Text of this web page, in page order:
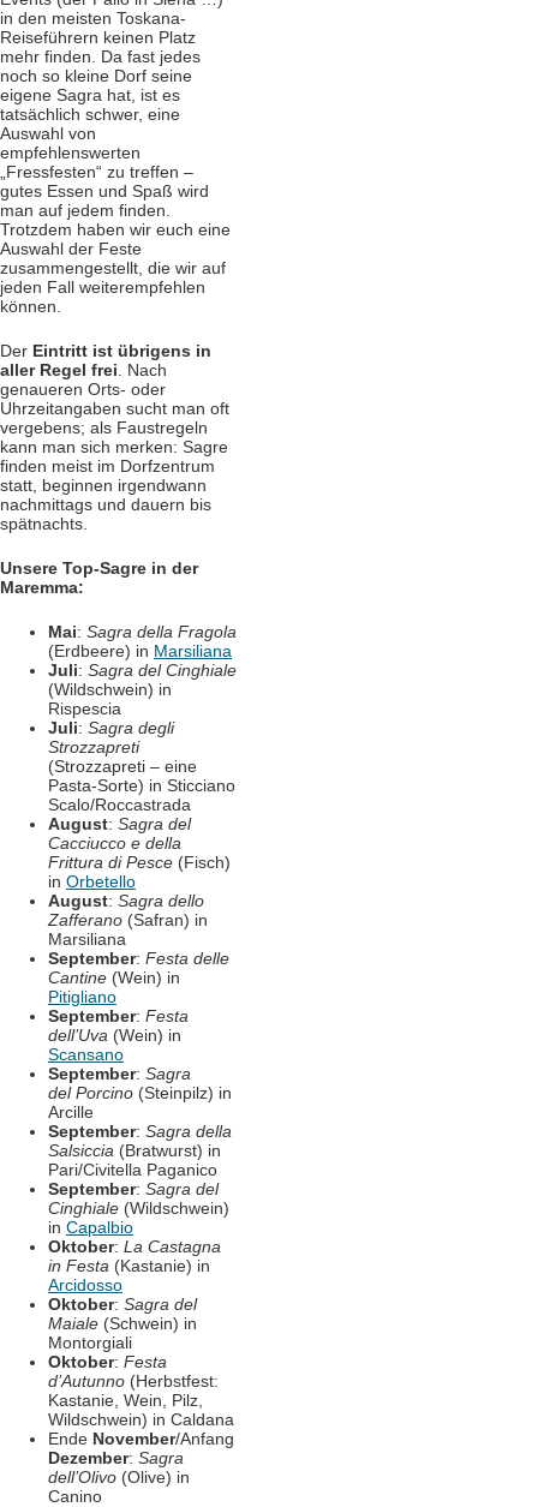
in den meisten Toskana-
Reiseführern keinen Platz
mehr finden. Da fast jedes
noch so kleine Dorf seine
eigene Sagra hat, ist es
tatsächlich schwer, eine
Auswahl von
empfehlenswerten
„Fressfesten“ zu treffen –
gutes Essen und Spaß wird
man auf jedem finden.
Trotzdem haben wir euch eine
Auswahl der Feste
zusammengestellt, die wir auf
jeden Fall weiterempfehlen
können.
Der Eintritt ist übrigens in
aller Regel frei . Nach
genaueren Orts- oder
Uhrzeitangaben sucht man oft
vergebens; als Faustregeln
kann man sich merken: Sagre
finden meist im Dorfzentrum
statt, beginnen irgendwann
nachmittags und dauern bis
spätnachts.
Unsere Top-Sagre in der
Maremma:
Mai: Sagra della Fragola
(Erdbeere) in Marsiliana
Juli: Sagra del Cinghiale
(Wildschwein) in
Rispescia
Juli: Sagra degli
Strozzapreti
(Strozzapreti – eine
Pasta-Sorte) in Sticciano
Scalo/Roccastrada
August: Sagra del
Cacciucco e della
Frittura di Pesce (Fisch)
in Orbetello
August: Sagra dello
Zafferano (Safran) in
Marsiliana
September: Festa delle
Cantine (Wein) in
Pitigliano
September: Festa
dell’Uva (Wein) in
Scansano
September: Sagra
del Porcino (Steinpilz) in
Arcille
September: Sagra della
Salsiccia (Bratwurst) in
Pari/Civitella Paganico
September: Sagra del
Cinghiale (Wildschwein)
in Capalbio
Oktober: La Castagna
in Festa (Kastanie) in
Arcidosso
Oktober: Sagra del
Maiale (Schwein) in
Montorgiali
Oktober: Festa
d’Autunno (Herbstfest:
Kastanie, Wein, Pilz,
Wildschwein) in Caldana
Ende November/Anfang
Dezember: Sagra
dell’Olivo (Olive) in
Canino